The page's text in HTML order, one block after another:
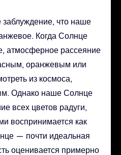
заблуждение, что наше
Когда Солнце
атмосферное рассеяние
оранжевым или
из космоса,
Однако наше Солнце
всех цветов радуги,
воспринимается как
— почти идеальная
оценивается примерно